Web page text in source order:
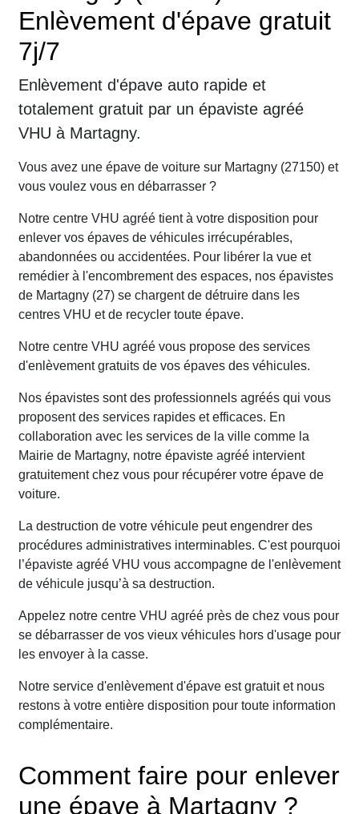
Enlèvement d'épave gratuit
7j/7
Enlèvement d'épave auto rapide et
totalement gratuit par un épaviste agréé
VHU à Martagny.
Vous avez une épave de voiture sur Martagny (27150) et
vous voulez vous en débarrasser ?
Notre centre VHU agréé tient à votre disposition pour
enlever vos épaves de véhicules irrécupérables,
abandonnées ou accidentées. Pour libérer la vue et
remédier à l'encombrement des espaces, nos épavistes
de Martagny (27) se chargent de détruire dans les
centres VHU et de recycler toute épave.
Notre centre VHU agréé vous propose des services
d'enlèvement gratuits de vos épaves des véhicules.
Nos épavistes sont des professionnels agréés qui vous
proposent des services rapides et efficaces. En
collaboration avec les services de la ville comme la
Mairie de Martagny, notre épaviste agréé intervient
gratuitement chez vous pour récupérer votre épave de
voiture.
La destruction de votre véhicule peut engendrer des
procédures administratives interminables. C'est pourquoi
l’épaviste agréé VHU vous accompagne de l'enlèvement
de véhicule jusqu’à sa destruction.
Appelez notre centre VHU agréé près de chez vous pour
se débarrasser de vos vieux véhicules hors d'usage pour
les envoyer à la casse.
Notre service d'enlèvement d'épave est gratuit et nous
restons à votre entière disposition pour toute information
complémentaire.
Comment faire pour enlever
une épave à Martagny ?